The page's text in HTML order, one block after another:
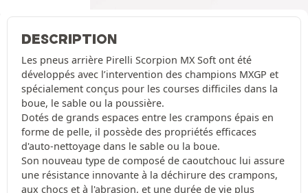
DESCRIPTION
Les pneus arrière Pirelli Scorpion MX Soft ont été
développés avec l’intervention des champions MXGP et
spécialement conçus pour les courses difficiles dans la
boue, le sable ou la poussière.
Dotés de grands espaces entre les crampons épais en
forme de pelle, il possède des propriétés efficaces
d'auto-nettoyage dans le sable ou la boue.
Son nouveau type de composé de caoutchouc lui assure
une résistance innovante à la déchirure des crampons,
aux chocs et à l'abrasion, et une durée de vie plus